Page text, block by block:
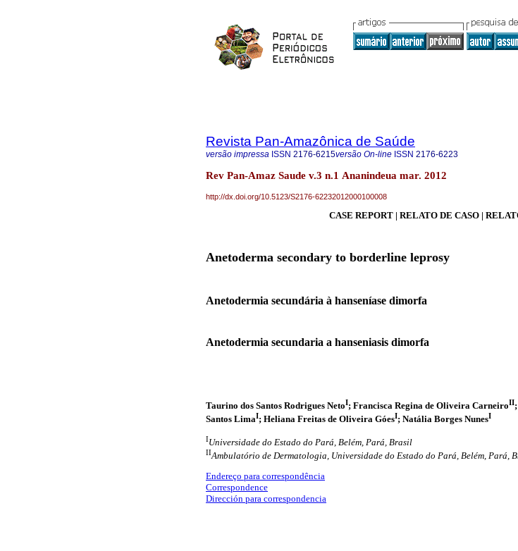
Revista Pan-Amazônica de Saúde
versão impressa ISSN 2176-6215versão On-line ISSN 2176-6223
Rev Pan-Amaz Saude v.3 n.1 Ananindeua mar. 2012
http://dx.doi.org/10.5123/S2176-62232012000100008
CASE REPORT | RELATO DE CASO |
Anetoderma secondary to borderline leprosy
Anetodermia secundária à hanseníase dimorfa
Anetodermia secundaria a hanseniasis dimorfa
Taurino dos Santos Rodrigues NetoI; Francisca Regina de Oliveira CarneiroII
Santos LimaI; Heliana Freitas de Oliveira GóesI; Natália Borges NunesI
IUniversidade do Estado do Pará, Belém, Pará, Brasil
IIAmbulatório de Dermatologia, Universidade do Estado do Pará, Belém, Pará,
Endereço para correspondência
Correspondence
Dirección para correspondencia